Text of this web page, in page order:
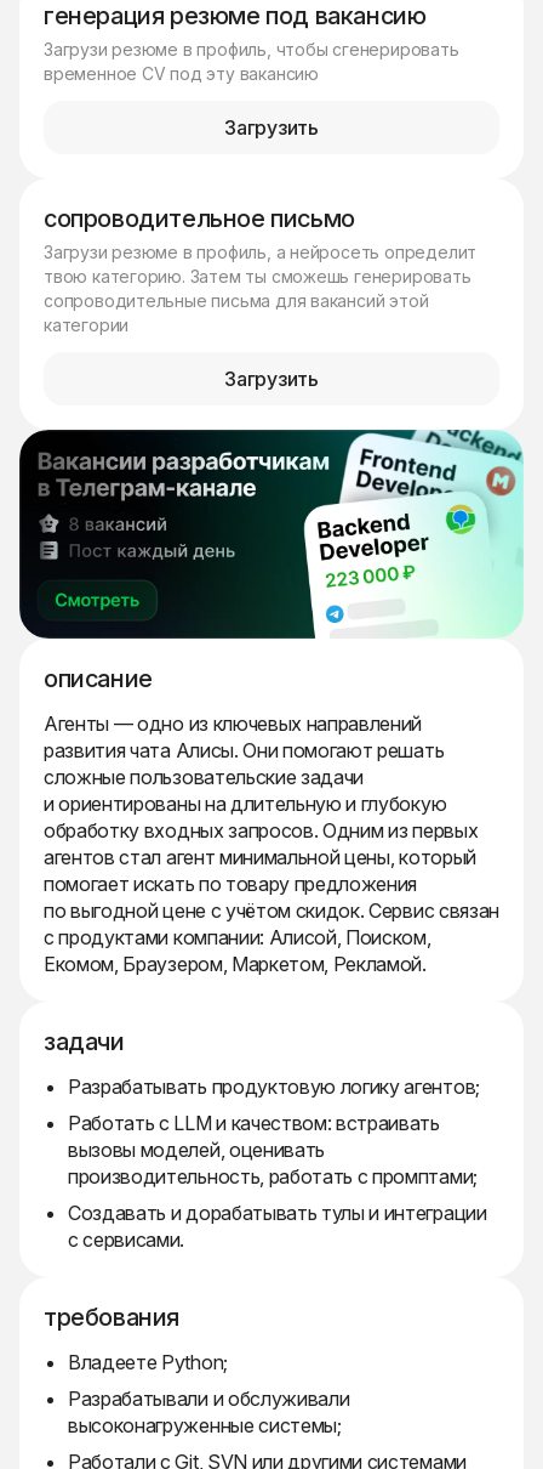
генерация резюме под вакансию
Загрузи резюме в профиль, чтобы сгенерировать
временное CV под эту вакансию
Загрузить
сопроводительное письмо
Загрузи резюме в профиль, а нейросеть определит
твою категорию. Затем ты сможешь генерировать
сопроводительные письма для вакансий этой
категории
Загрузить
описание
Агенты — одно из ключевых направлений
развития чата Алисы. Они помогают решать
сложные пользовательские задачи
и ориентированы на длительную и глубокую
обработку входных запросов. Одним из первых
агентов стал агент минимальной цены, который
помогает искать по товару предложения
по выгодной цене с учётом скидок. Сервис связан
с продуктами компании: Алисой, Поиском,
Екомом, Браузером, Маркетом, Рекламой.
задачи
Разрабатывать продуктовую логику агентов;
Работать с LLM и качеством: встраивать
вызовы моделей, оценивать
производительность, работать с промптами;
Создавать и дорабатывать тулы и интеграции
с сервисами.
требования
Владеете Python;
Разрабатывали и обслуживали
высоконагруженные системы;
Работали с Git, SVN или другими системами